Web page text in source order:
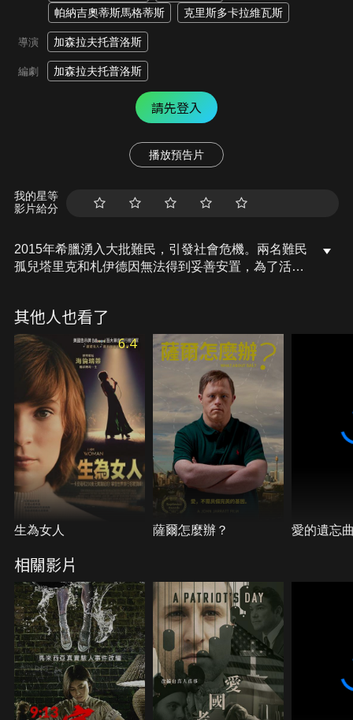
帕納吉奧蒂斯馬格蒂斯
克里斯多卡拉維瓦斯
導演 加森拉夫托普洛斯
編劇 加森拉夫托普洛斯
請先登入
播放預告片
我的星等
影片給分
2015年希臘湧入大批難民，引發社會危機。兩名難民
孤兒塔里克和札伊德因無法得到妥善安置，為了活下
不出傷痛而整日躲在汽車旅館。海上遭遇的悲劇讓她
精神受到嚴重衝擊，她必須在登機回澳洲前，將非法
捕獲的貝類拋售出去。然而，她在黑市的買主卻無端
失蹤。隨著事情愈來愈緊張，她該如何在眾人面前重
新正視自己的創傷？
其他人也看了
6.4
生為女人 薩爾怎麼辦？ 愛的遺忘
相關影片